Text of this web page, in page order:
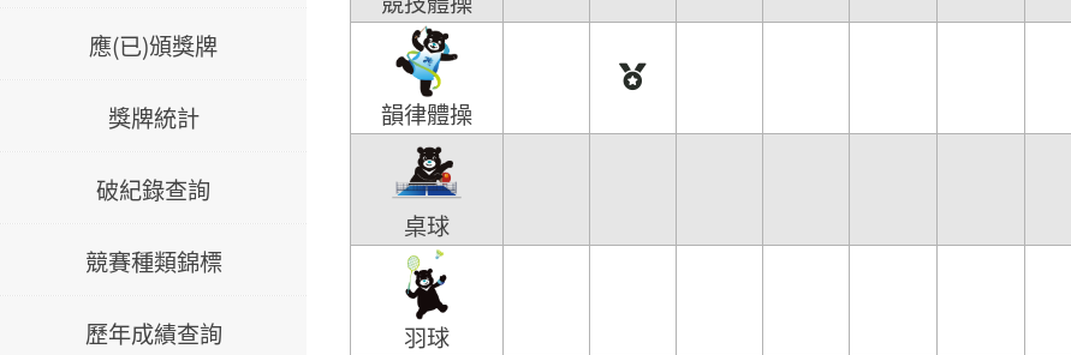
應(已)頒獎牌
獎牌統計
破紀錄查詢
競賽種類錦標
歷年成績查詢
韻律體操
桌球
羽球